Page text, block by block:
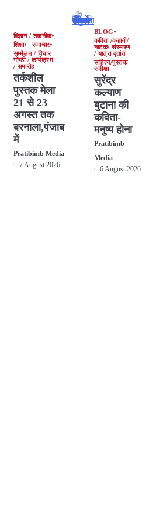
विज्ञान / तकनीक
शिक्षा
समाचार
सम्मेलन / विचार
गोष्ठी / कार्यक्रम
/ समारोह
तर्कशील
पुस्तक मेला
21 से 23
अगस्त तक
बरनाला,पंजाब
में
Pratibimb Media
7 August 2026
BLOG
कविता /कहानी/
नाटक/ संस्मरण
/ यात्रा वृतांत
साहित्य/पुस्तक
समीक्षा
सुरेंद्र
कल्याण
बुटाना की
कविता-
मनुष्य होना
Pratibimb
Media
6 August 2026